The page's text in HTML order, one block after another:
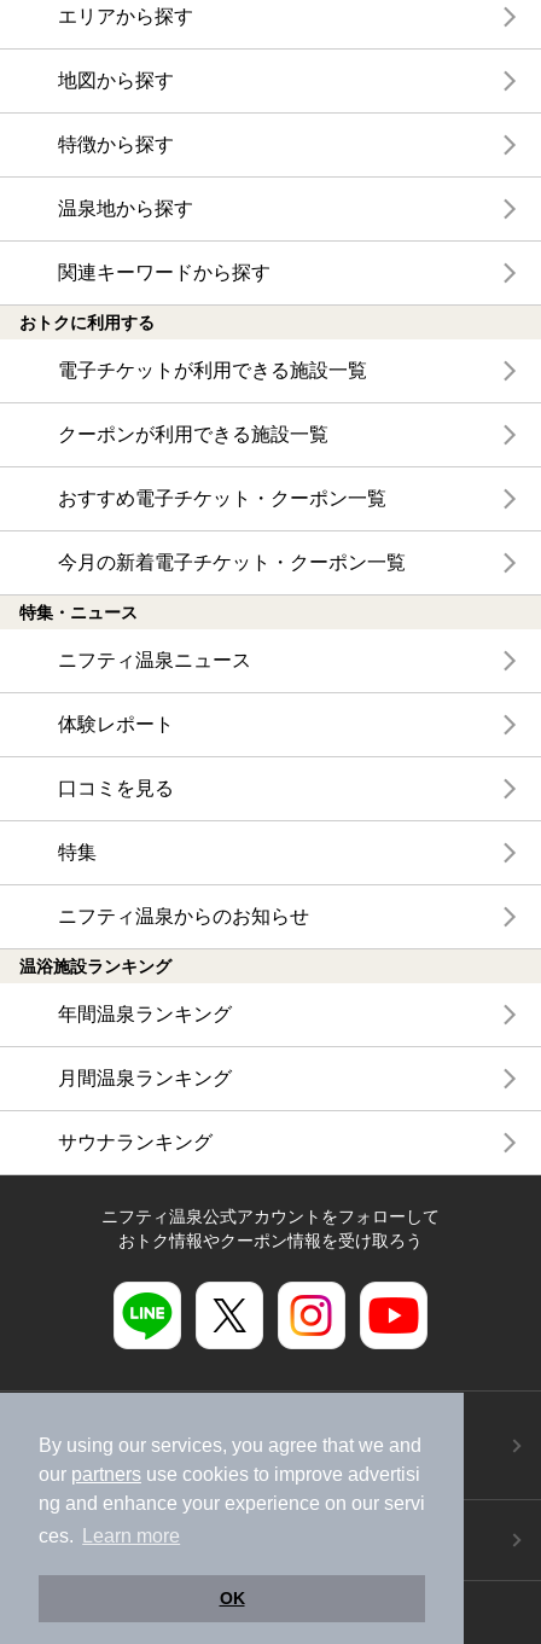
By using our services, you agree that we and
our partners use cookies to improve advertisi
ng and enhance your experience on our servi
ces.
Learn more
OK
エリアから探す
地図から探す
特徴から探す
温泉地から探す
関連キーワードから探す
おトクに利用する
電子チケットが利用できる施設一覧
クーポンが利用できる施設一覧
おすすめ電子チケット・クーポン一覧
今月の新着電子チケット・クーポン一覧
特集・ニュース
ニフティ温泉ニュース
体験レポート
口コミを見る
特集
ニフティ温泉からのお知らせ
温浴施設ランキング
年間温泉ランキング
月間温泉ランキング
サウナランキング
ニフティ温泉公式アカウントをフォローして
おトク情報やクーポン情報を受け取ろう
地図から温泉検索！お得な限定クーポンも！
今すぐダウンロード！
ご意見ご要望 ・お問い合わせ
スマートフォン